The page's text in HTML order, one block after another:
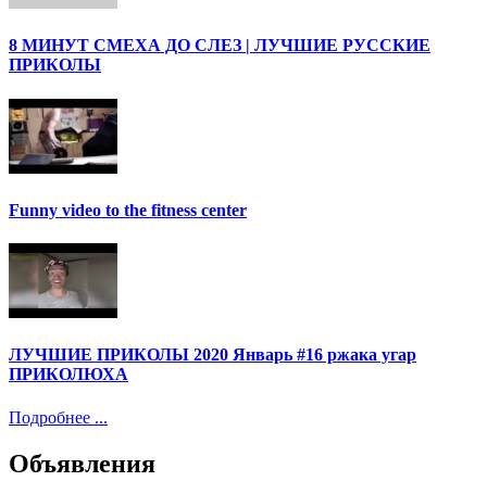
8 МИНУТ СМЕХА ДО СЛЕЗ | ЛУЧШИЕ РУССКИЕ
ПРИКОЛЫ
Funny video to the fitness center
ЛУЧШИЕ ПРИКОЛЫ 2020 Январь #16 ржака угар
ПРИКОЛЮХА
Подробнее ...
Объявления